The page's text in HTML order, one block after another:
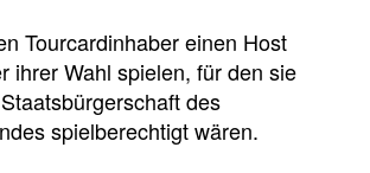
Tourcardinhaber einen Host
ihrer Wahl spielen, für den sie
des
spielberechtigt wären.